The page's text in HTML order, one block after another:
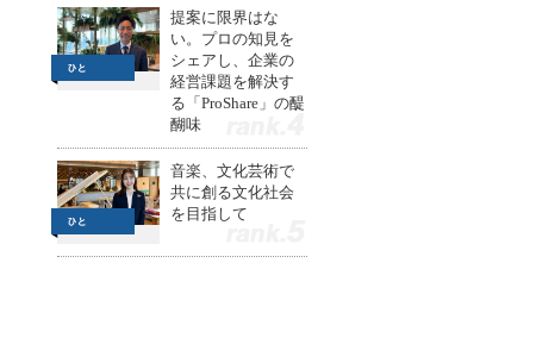
提案に限界はな
い。プロの知見を
シェアし、企業の
経営課題を解決す
る「ProShare」の醍
醐味
音楽、文化芸術で
共に創る文化社会
を目指して